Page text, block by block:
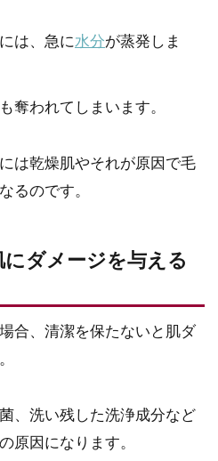
は、急に水分が蒸発しま
奪われてしまいます。
は乾燥肌やそれが原因で毛
るのです。
ダメージを与える
合、清潔を保たないと肌ダ
、洗い残した洗浄成分など
原因になります。